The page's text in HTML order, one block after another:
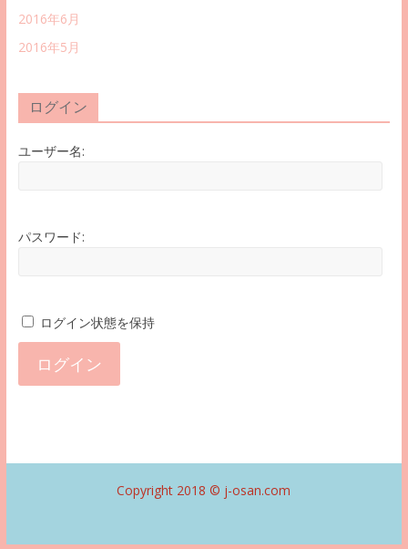
2016年6月
2016年5月
ログイン
ユーザー名:
パスワード:
ログイン状態を保持
ログイン
Copyright 2018 © j-osan.com